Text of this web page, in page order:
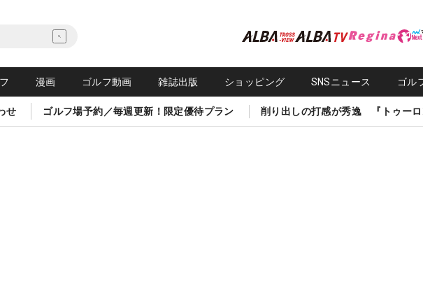
漫画 ゴルフ動画 雑誌出版 ショッピング SNSニュース ゴル
せ ゴルフ場予約／毎週更新！限定優待プラン 削り出しの打感が秀逸 『トゥーロ